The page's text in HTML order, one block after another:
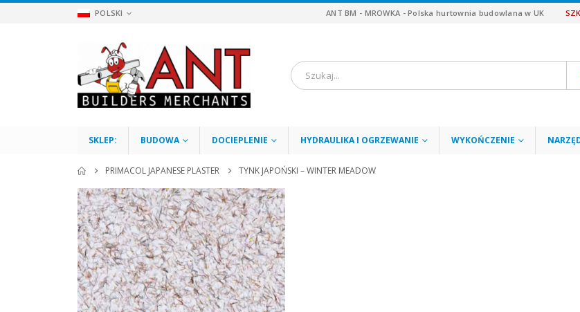
POLSKI ANT BM - MROWKA - Polska hurtownia budowlana w UK
SKLEP: BUDOWA DOCIEPLENIE HYDRAULIKA I OGRZEWANIE WYKOŃCZENIE
PRIMACOL JAPANESE PLASTER TYNK JAPOŃSKI – WINTER MEADOW